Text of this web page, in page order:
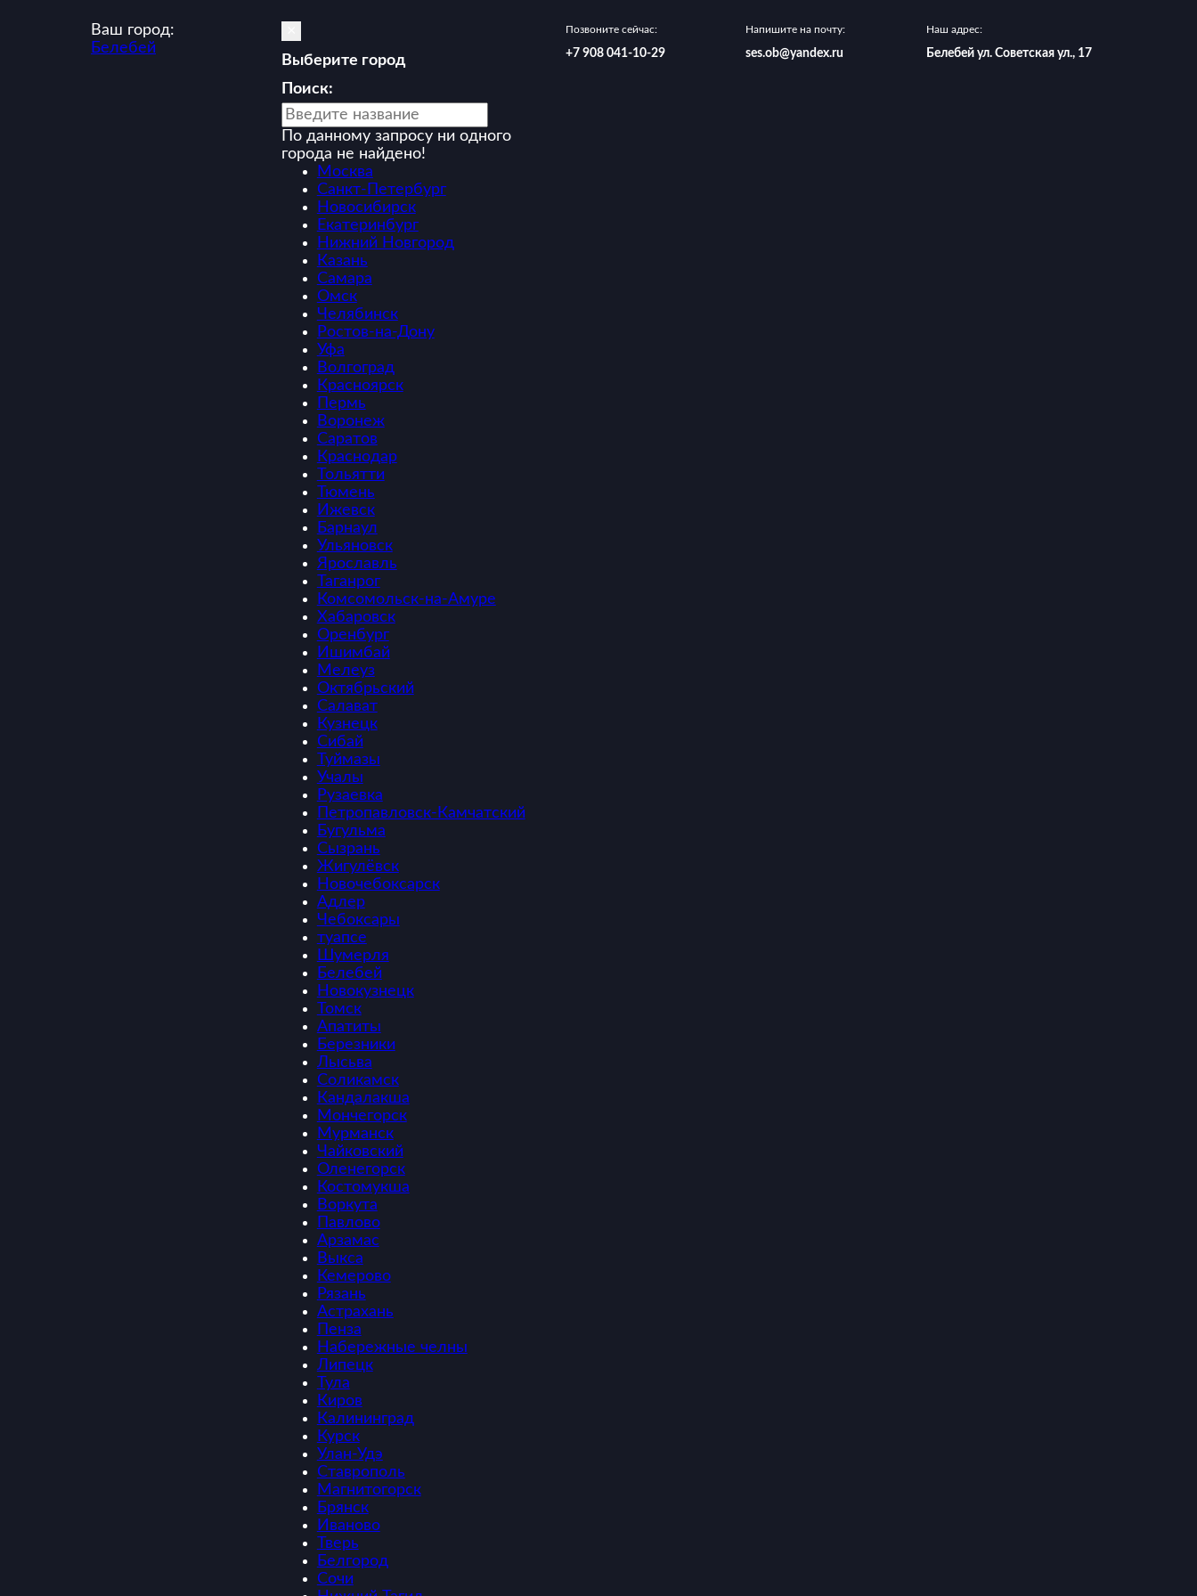
Ваш город:
Белебей
Выберите город
Поиск:
По данному запросу ни одного
города не найдено!
Москва
Санкт-Петербург
Новосибирск
Екатеринбург
Нижний Новгород
Казань
Самара
Омск
Челябинск
Ростов-на-Дону
Уфа
Волгоград
Красноярск
Пермь
Воронеж
Саратов
Краснодар
Тольятти
Тюмень
Ижевск
Барнаул
Ульяновск
Ярославль
Таганрог
Комсомольск-на-Амуре
Хабаровск
Оренбург
Ишимбай
Мелеуз
Октябрьский
Салават
Кузнецк
Сибай
Туймазы
Учалы
Рузаевка
Петропавловск-Камчатский
Бугульма
Сызрань
Жигулёвск
Новочебоксарск
Адлер
Чебоксары
туапсе
Шумерля
Белебей
Новокузнецк
Томск
Апатиты
Березники
Лысьва
Соликамск
Кандалакша
Мончегорск
Мурманск
Чайковский
Оленегорск
Костомукша
Воркута
Павлово
Арзамас
Выкса
Кемерово
Рязань
Астрахань
Пенза
Набережные челны
Липецк
Тула
Киров
Калининград
Курск
Улан-Удэ
Ставрополь
Магнитогорск
Брянск
Иваново
Тверь
Белгород
Сочи
Позвоните сейчас:
‪+7 908 041-10-29
Напишите на почту:
ses.ob@yandex.ru
Наш адрес:
Белебей ул. Советская ул., 17